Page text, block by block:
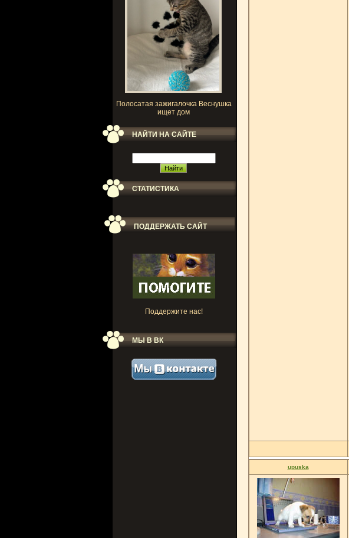
Полосатая зажигалочка Веснушка
ищет дом
НАЙТИ НА САЙТЕ
СТАТИСТИКА
ПОДДЕРЖАТЬ САЙТ
Поддержите нас!
МЫ В ВК
upuska